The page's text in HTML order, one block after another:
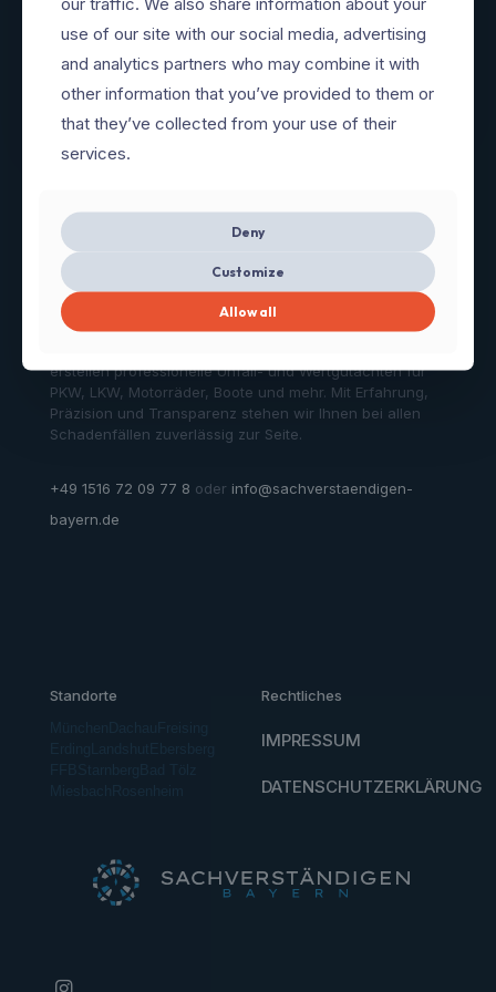
READ MORE
Über uns
erstellen professionelle Unfall- und Wertgutachten für
PKW, LKW, Motorräder, Boote und mehr. Mit Erfahrung,
Präzision und Transparenz stehen wir Ihnen bei allen
Schadenfällen zuverlässig zur Seite.
+49 1516 72 09 77 8 oder info@sachverstaendigen-
bayern.de
Standorte Rechtliches
IMPRESSUM
DATENSCHUTZERKLÄRUNG
use of our site with our social media, advertising
and analytics partners who may combine it with
other information that you’ve provided to them or
that they’ve collected from your use of their
services.
Deny
Customize
Allow all